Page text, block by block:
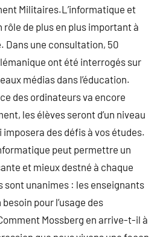
Militaires.L’informatique et
de plus en plus important à
Dans une consultation, 50
ont été interrogés sur
médias dans l’éducation.
des ordinateurs va encore
les élèves seront d’un niveau
des défis à vos études.
peut permettre un
et mieux destné à chaque
sont unanimes : les enseignants
pour l’usage des
Mossberg en arrive-t-il à